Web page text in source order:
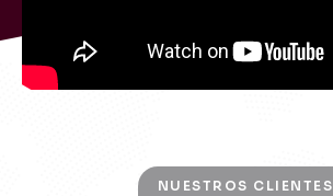
NUESTROS CLIENTES